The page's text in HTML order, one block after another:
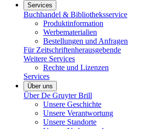
Services
Buchhandel & Bibliotheksservice
Produktinformation
Werbematerialien
Bestellungen und Anfragen
Für Zeitschriftenherausgebende
Weitere Services
Rechte und Lizenzen
Services
Über uns
Über De Gruyter Brill
Unsere Geschichte
Unsere Verantwortung
Unsere Standorte